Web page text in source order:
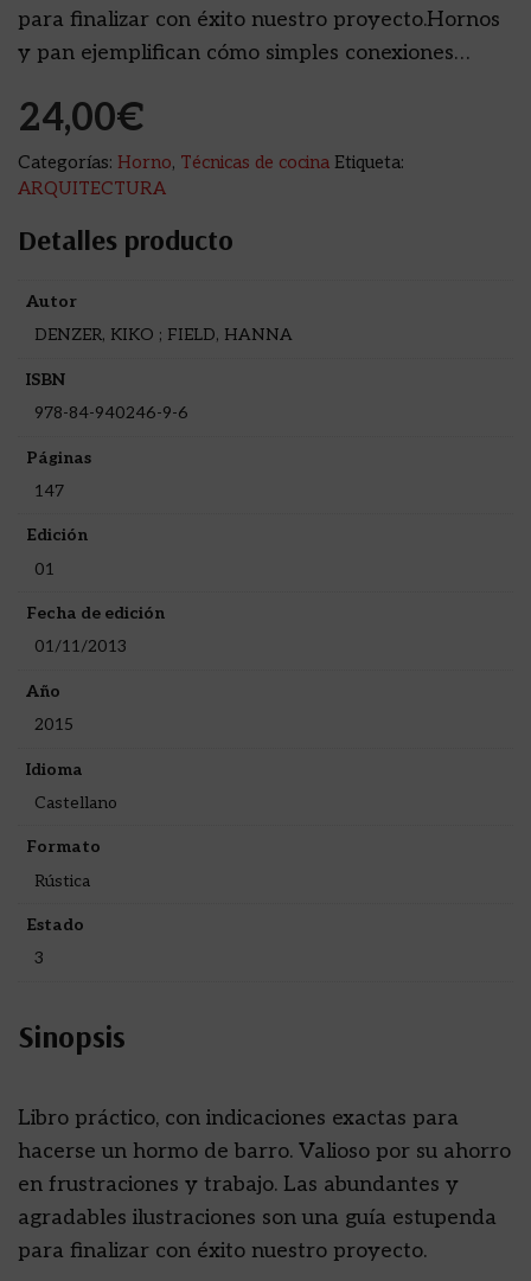
para finalizar con éxito nuestro proyecto.Hornos
y pan ejemplifican cómo simples conexiones…
24,00€
Categorías: Horno, Técnicas de cocina Etiqueta:
ARQUITECTURA
Detalles producto
Autor
DENZER, KIKO ; FIELD, HANNA
ISBN
978-84-940246-9-6
Páginas
147
Edición
01
Fecha de edición
01/11/2013
Año
2015
Idioma
Castellano
Formato
Rústica
Estado
3
Sinopsis
Libro práctico, con indicaciones exactas para
hacerse un hormo de barro. Valioso por su ahorro
en frustraciones y trabajo. Las abundantes y
agradables ilustraciones son una guía estupenda
para finalizar con éxito nuestro proyecto.